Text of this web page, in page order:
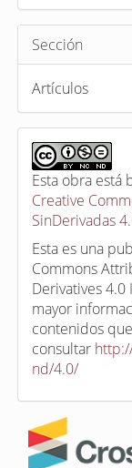
Sección
Artículos
Esta obra está
Creative
SinDerivadas
Esta es una
Commons
Derivatives 4.0
mayor
contenidos
consultar
nd/4.0/